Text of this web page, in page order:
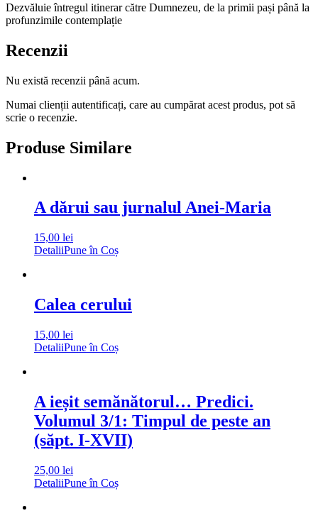
Dezvăluie întregul itinerar către Dumnezeu, de la primii pași până la
profunzimile contemplație
Recenzii
Nu există recenzii până acum.
Numai clienții autentificați, care au cumpărat acest produs, pot să
scrie o recenzie.
Produse Similare
A dărui sau jurnalul Anei-Maria
15,00 lei
DetaliiPune în Coș
Calea cerului
15,00 lei
DetaliiPune în Coș
A ieșit semănătorul… Predici.
Volumul 3/1: Timpul de peste an
(săpt. I-XVII)
25,00 lei
DetaliiPune în Coș